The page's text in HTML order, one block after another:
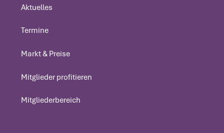
Aktuelles
Termine
Markt & Preise
Mitglieder profitieren
Mitgliederbereich